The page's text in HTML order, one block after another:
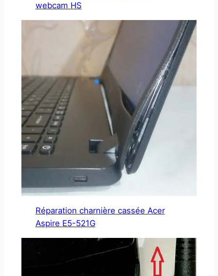
webcam HS
Réparation charnière cassée Acer
Aspire E5-521G